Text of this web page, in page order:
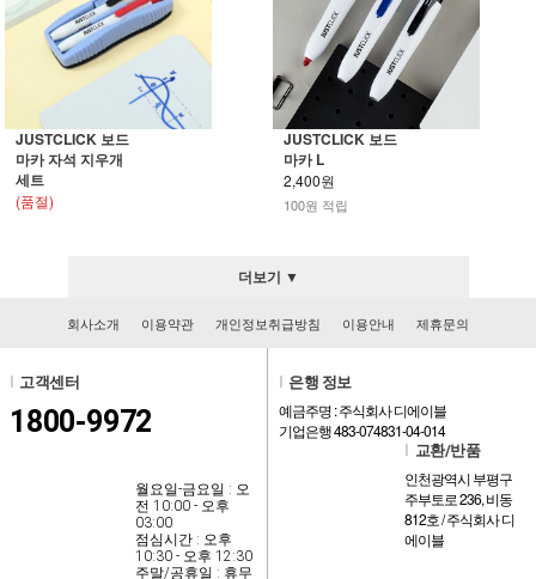
JUSTCLICK 보드
마카 자석 지우개
세트
(품절)
JUSTCLICK 보드
마카 L
2,400원
100원 적립
더보기 ▼
회사소개 이용약관 개인정보취급방침 이용안내 제휴문의
고객센터
1800-9972
월요일-금요일 : 오
전 10:00 - 오후
03:00
점심시간 : 오후
10:30 - 오후 12:30
주말/공휴일 : 휴무
은행 정보
예금주명 : 주식회사 디에이블
기업은행 483-074831-04-014
교환/반품
인천광역시 부평구
주부토로 236, 비동
812호 / 주식회사 디
에이블